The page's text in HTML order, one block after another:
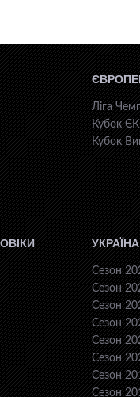
Ліга
Кубок
Кубок
Сезон
Сезон
Сезон
Сезон
Сезон
Сезон
Сезон
Сезон